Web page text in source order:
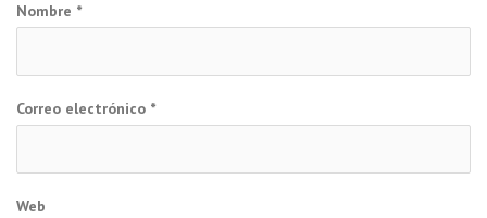
Nombre *
Correo electrónico *
Web